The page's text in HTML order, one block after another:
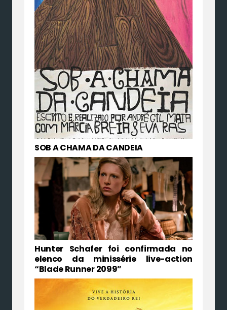
SOB A CHAMA DA CANDEIA
Hunter Schafer foi confirmada no
elenco da minissérie live-action
“Blade Runner 2099”